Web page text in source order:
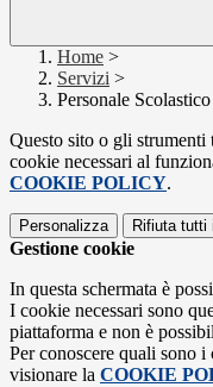
Home >
Servizi >
Personale Scolastico
Questo sito o gli
cookie necessari al
COOKIE POLICY.
Personalizza Rifiuta tutti
Gestione cookie
In questa schermata è
I cookie necessari sono
piattaforma e non è
Per conoscere quali sono
visionare la COOKIE